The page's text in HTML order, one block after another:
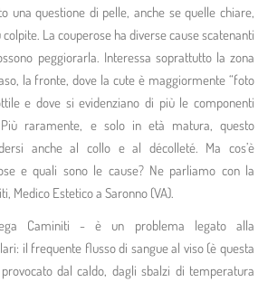
una questione di pelle, anche se quelle chiare,
La couperose ha diverse cause scatenanti
peggiorarla. Interessa soprattutto la zona
la fronte, dove la cute è maggiormente “foto
e dove si evidenziano di più le componenti
raramente, e solo in età matura, questo
anche al collo e al décolleté. Ma cos’è
e quali sono le cause? Ne parliamo con la
Medico Estetico a Saronno (VA).
Caminiti - è un problema legato alla
il frequente flusso di sangue al viso (è questa
dal caldo, dagli sbalzi di temperatura